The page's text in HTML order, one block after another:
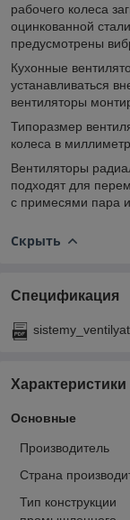
рабочего колеса
оцинкованной
предусмотрены
Кухонные
устанавливаться
вентиляторы
Типоразмер
колеса в
Вентиляторы
подходят для
с примесями пара
Скрыть
Спецификация
Характеристики
Основные
Производитель
Страна
Тип конструкции